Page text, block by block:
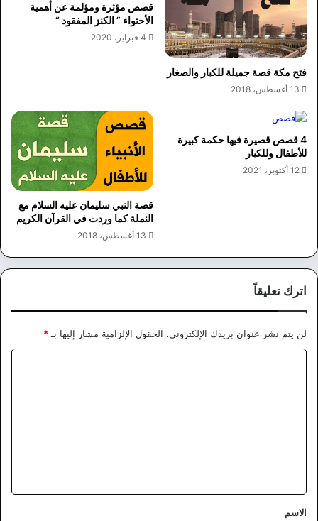
فتح مكة قصة جميلة للكبار والصغار
13 أغسطس، 2018
قصص مؤثرة ومؤلمة عن أهمية
الأحتواء ” الكنز المفقود “
4 فبراير، 2020
4 قصص قصيرة فيها حكمة كبيرة
للأطفال وللكبار
12 أكتوبر، 2021
قصة النبي سليمان عليه السلام مع
النملة كما وردت في القرآن الكريم
13 أغسطس، 2018
اترك تعليقاً
لن يتم نشر عنوان بريدك الإلكتروني. الحقول الإلزامية مشار إليها بـ *
*
الاسم